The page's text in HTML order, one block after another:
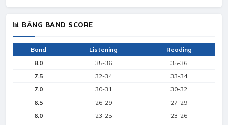
📊 BẢNG BAND SCORE
Band Listening
Reading
8.0
35-36
35-36
7.5
32-34
33-34
7.0
30-31
30-32
6.5
26-29
27-29
6.0
23-25
23-26